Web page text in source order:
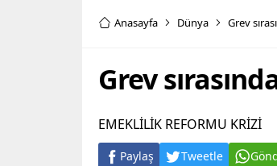
Anasayfa Dünya Grev
Grev
EMEKLİLİK REFORMU KRİZİ
Paylaş Tweetle